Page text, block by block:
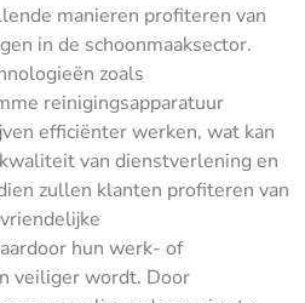
manieren profiteren van
in de schoonmaaksector.
zoals
reinigingsapparatuur
efficiënter werken, wat kan
van dienstverlening en
zullen klanten profiteren van
hun werk- of
veiliger wordt. Door